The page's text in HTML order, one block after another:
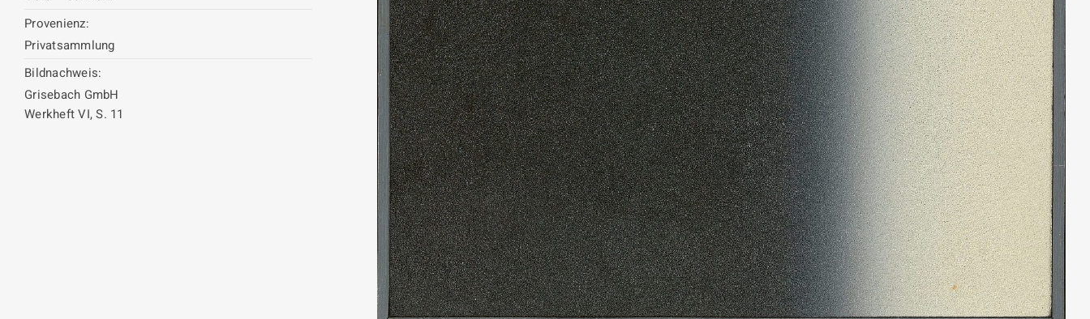
Provenienz:
Privatsammlung
Bildnachweis:
Grisebach GmbH
Werkheft VI, S. 11